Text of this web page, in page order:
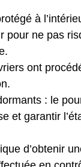
à
pour ne pas
ont
: le
et garantir
d’obtenir